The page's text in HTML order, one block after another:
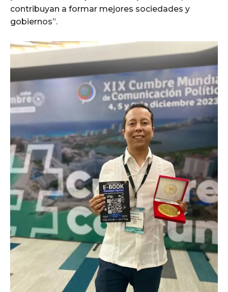
contribuyan a formar mejores sociedades y
gobiernos”.